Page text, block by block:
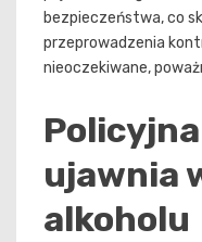
bezpieczeństwa, co
przeprowadzenia
nieoczekiwane,
ujawnia
alkoholu